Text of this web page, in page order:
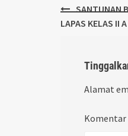
Post
navigation
SANTUNAN
LAPAS KELAS II
Alamat
Komentar